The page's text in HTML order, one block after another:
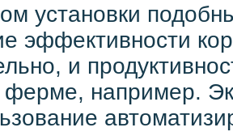
установки
эффективности
и
например.